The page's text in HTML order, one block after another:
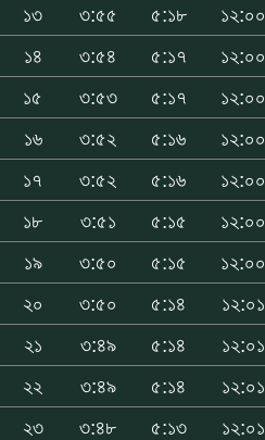
১৩
৩:৫৫ ৫:১৮ ১২:০০
১৪
৩:৫৪ ৫:১৭ ১২:০০
১৫
৩:৫৩ ৫:১৭ ১২:০০
১৬
৩:৫২ ৫:১৬ ১২:০০
১৭
৩:৫২ ৫:১৬ ১২:০০
১৮
৩:৫১ ৫:১৫ ১২:০০
১৯
৩:৫০ ৫:১৫ ১২:০০
২০
৩:৫০ ৫:১৪ ১২:০১
২১
৩:৪৯ ৫:১৪ ১২:০১
২২
৩:৪৯ ৫:১৪ ১২:০১
২৩
৩:৪৮ ৫:১৩ ১২:০১